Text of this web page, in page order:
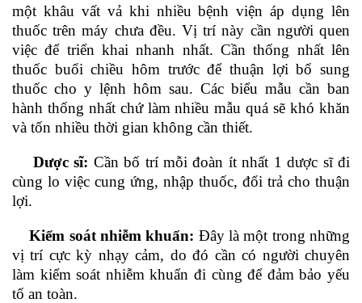
một khâu vất vả khi nhiều bệnh viện áp dụng lên
thuốc trên máy chưa đều. Vị trí này cần người quen
việc để triển khai nhanh nhất. Cần thống nhất lên
thuốc buổi chiều hôm trước để thuận lợi bổ sung
thuốc cho y lệnh hôm sau. Các biểu mẫu cần ban
hành thống nhất chứ làm nhiều mẫu quá sẽ khó khăn
và tốn nhiều thời gian không cần thiết.
Dược sĩ: Cần bố trí mỗi đoàn ít nhất 1 dược sĩ đi
cùng lo việc cung ứng, nhập thuốc, đổi trả cho thuận
lợi.
Kiểm soát nhiễm khuẩn: Đây là một trong những
vị trí cực kỳ nhạy cảm, do đó cần có người chuyên
làm kiểm soát nhiễm khuẩn đi cùng để đảm bảo yếu
tố an toàn.